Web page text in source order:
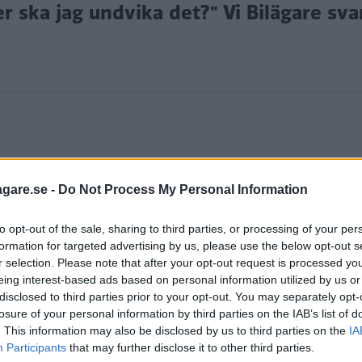
- Do Not Process My Personal Information
opt-out of the sale, sharing to third parties, or processing of your
for targeted advertising by us, please use the below opt-out
selection. Please note that after your opt-out request is processed
interest-based ads based on personal information utilized by us
to third parties prior to your opt-out. You may separately
of your personal information by third parties on the IAB’s list of
This information may also be disclosed by us to third parties on the
Participants that may further disclose it to other third parties.
jag undvika det?" Vi Bilägare
bilar och trafik. Vill du att vi ska svara på din
.
med 110 hk och 260 Nm vridmoment. Vad säger ni
hemsida ökar till 130 hk och 315 Nm. Är det nåt
cirka 5 000 kronor och en ”original” effektbox som